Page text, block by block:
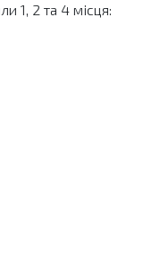
1, 2 та 4 місця: